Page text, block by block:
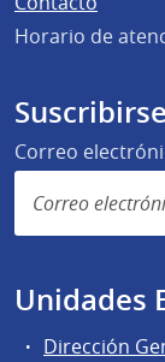
Horario de
Correo
Unidades
Dirección